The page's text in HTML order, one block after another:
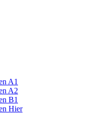
A1
A2
B1
Hier